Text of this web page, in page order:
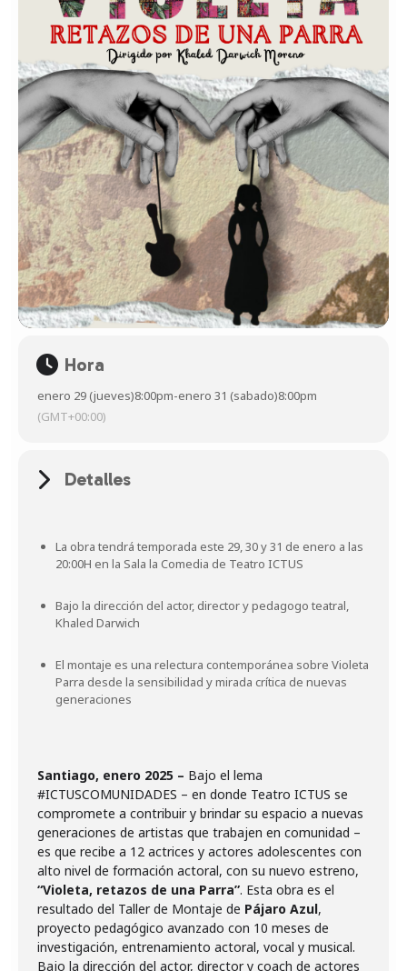
Hora
enero 29 (jueves)8:00pm-enero 31 (sabado)8:00pm
(GMT+00:00)
Detalles
La obra tendrá temporada este 29, 30 y 31 de enero a las
20:00H en la Sala la Comedia de Teatro ICTUS
Bajo la dirección del actor, director y pedagogo teatral,
Khaled Darwich
El montaje es una relectura contemporánea sobre Violeta
Parra desde la sensibilidad y mirada crítica de nuevas
generaciones
Santiago, enero 2025 – Bajo el lema
#ICTUSCOMUNIDADES – en donde Teatro ICTUS se
compromete a contribuir y brindar su espacio a nuevas
generaciones de artistas que trabajen en comunidad –
es que recibe a 12 actrices y actores adolescentes con
alto nivel de formación actoral, con su nuevo estreno,
“Violeta, retazos de una Parra”. Esta obra es el
resultado del Taller de Montaje de Pájaro Azul,
proyecto pedagógico avanzado con 10 meses de
investigación, entrenamiento actoral, vocal y musical.
Bajo la dirección del actor, director y coach de actores